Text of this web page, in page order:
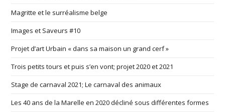
Magritte et le surréalisme belge
Images et Saveurs #10
Projet d’art Urbain « dans sa maison un grand cerf »
Trois petits tours et puis s’en vont; projet 2020 et 2021
Stage de carnaval 2021; Le carnaval des animaux
Les 40 ans de la Marelle en 2020 décliné sous différentes formes